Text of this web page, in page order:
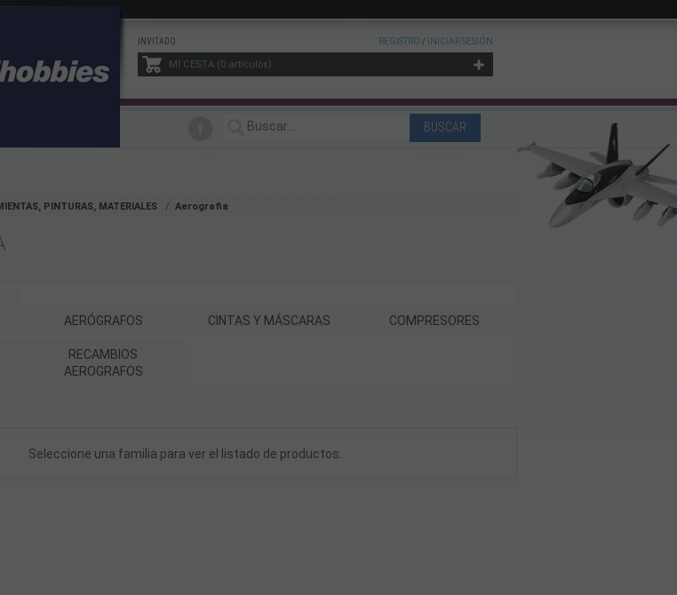
INVITADO REGISTRO / INICIAR SESIÓN
MI CESTA 0 artículos
PINTURAS, MATERIALES Aerografia
AERÓGRAFOS CINTAS Y MÁSCARAS COMPRESORES
RECAMBIOS
AEROGRAFOS
Seleccione una familia para ver el listado de productos.